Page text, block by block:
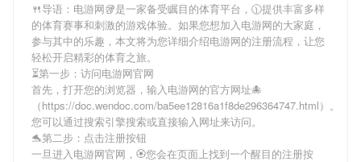
🍴导语： 电游网🥡是一家备受瞩目的体育平台，🕦提供丰富多样
的体育赛事和刺激的游戏体验。如果您想加入电游网的大家庭，
参与其中的乐趣，本文将为您详细介绍电游网的注册流程，让您
轻松开启精彩的体育之旅。
⏳第一步：访问电游网官网
首先，打开您的浏览器，输入电游网的官方网址🐙
（https://doc.wendoc.com/ba5ee12816a1f8de296364747.html）。
您可以通过搜索引擎搜索或直接输入网址来访问。
🐬第二步：点击注册按钮
一旦进入电游网官网，🏵您会在页面上找到一个醒目的注册按